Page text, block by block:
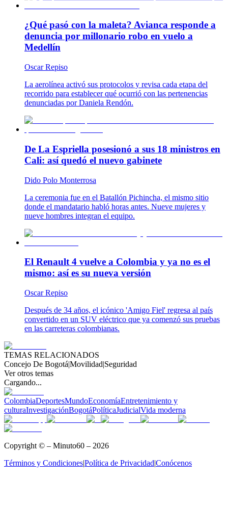
¿Qué pasó con la maleta? Avianca responde a
denuncia por millonario robo en vuelo a
Medellín
Oscar Repiso
La aerolínea activó sus protocolos y revisa cada etapa del
recorrido para establecer qué ocurrió con las pertenencias
denunciadas por Daniela Rendón.
De La Espriella posesionó a sus 18 ministros en
Cali: así quedó el nuevo gabinete
Dido Polo Monterrosa
La ceremonia fue en el Batallón Pichincha, el mismo sitio
donde el mandatario habló horas antes. Nueve mujeres y
nueve hombres integran el equipo.
El Renault 4 vuelve a Colombia y ya no es el
mismo: así es su nueva versión
Oscar Repiso
Después de 34 años, el icónico 'Amigo Fiel' regresa al país
convertido en un SUV eléctrico que ya comenzó sus pruebas
en las carreteras colombianas.
TEMAS RELACIONADOS
Concejo De Bogotá|Movilidad|Seguridad
Ver otros temas
Cargando...
ColombiaDeportesMundoEconomíaEntretenimiento y
culturaInvestigaciónBogotáPolíticaJudicialVida moderna
Copyright © – Minuto60 – 2026
Términos y Condiciones|Política de Privacidad|Conócenos